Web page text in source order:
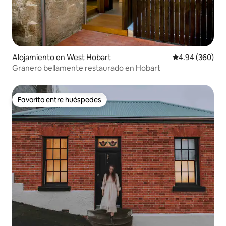
Alojamiento en West Hobart Calificación
4.94 (360)
Granero bellamente restaurado en Hobart
Favorito entre huéspedes
Favorito entre huéspedes